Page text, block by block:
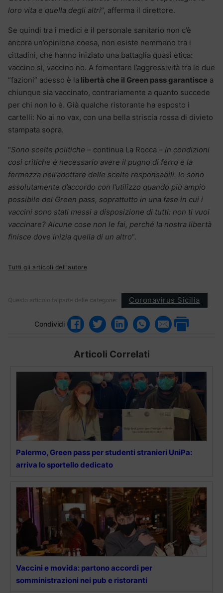
loro vita e quella degli altri“, afferma il direttore.
Se quindi tra i medici e il personale sanitario non c’è
ancora un’opinione coesa, non esiste nemmeno tra i
cittadini, che hanno iniziato una battaglia quasi etica:
vaccino si, vaccino no. A fomentare l’aggressività tra le due
“fazioni” adesso è la libertà che il Green pass garantisce a
chiunque sia vaccinato, contrariamente a quanto succede
per chi non lo è. Già qualche ristorante ha esposto i
cartelli: No ai no vax, con una bella striscia rossa di divieto
stampata sopra.
“Sono scelte politiche – continua La Rocca – In condizioni
così critiche è necessario avere il pugno di ferro e la
fermezza nell’adottare delle scelte responsabili. Io sono
assolutamente d’accordo con l’utilizzo quando più ampio
possibile del Green pass, soprattutto in una fase in cui i
vaccini sono stati messi a disposizione di tutti: non ti vuoi
vaccinare? Alcune cose non le fai, perché la nostra libertà
finisce dove inizia quella di un altro“.
Tutti gli articoli dell'autore
Questo articolo fa parte delle categorie: Coronavirus Sicilia
Condividi
Articoli Correlati
Palermo, Green pass per studenti stranieri UniPa:
arriva lo sportello dedicato
Vaccini e movida: partono accordi per
somministrazioni nei pub e ristoranti